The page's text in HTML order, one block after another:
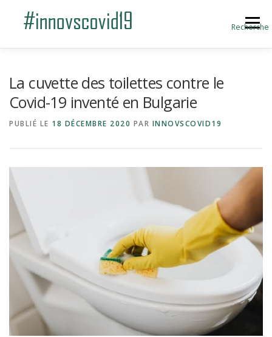
Recherche
Menu
La cuvette des toilettes contre le
Covid-19 inventé en Bulgarie
PUBLIÉ LE 18 DÉCEMBRE 2020 PAR INNOVSCOVID19